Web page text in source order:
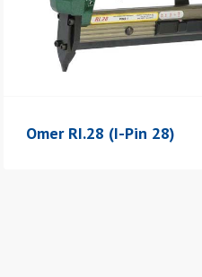
Omer RI.28 (I-Pin 28)